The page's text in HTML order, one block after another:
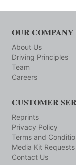
OUR COMPANY
About Us
Driving Principles
Team
Careers
CUSTOMER
Reprints
Privacy Policy
Terms and
Media Kit Requests
Contact Us